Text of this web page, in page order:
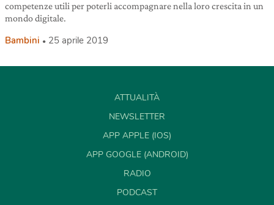
competenze utili per poterli accompagnare nella loro crescita in un
mondo digitale.
Bambini 25 aprile 2019
ATTUALITÀ
NEWSLETTER
APP APPLE (IOS)
APP GOOGLE (ANDROID)
RADIO
PODCAST